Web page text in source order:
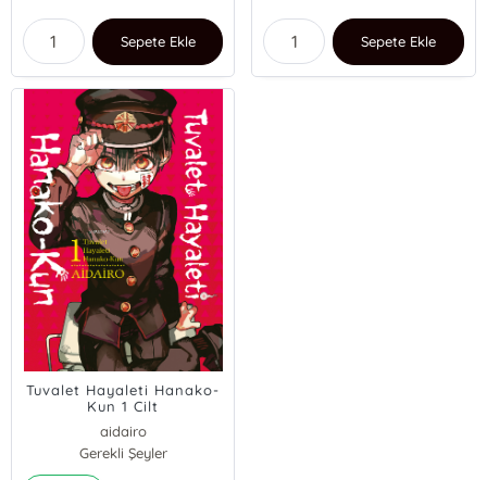
Sepete Ekle Sepete Ekle
Tuvalet Hayaleti Hanako-
Kun 1 Cilt
aidairo
Gerekli Şeyler